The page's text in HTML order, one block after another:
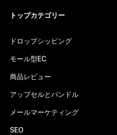
トップカテゴリー
ドロップシッピング
モール型EC
商品レビュー
アップセルとバンドル
メールマーケティング
SEO